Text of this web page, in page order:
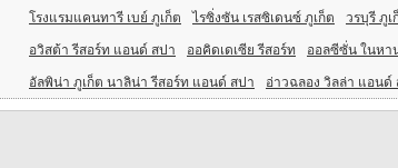
โรงแรมแคนทารี เบย์ ภูเก็ต ไรซิ่งซัน เรสซิเดนซ์ ภูเก็ต วรบุรี ภู
อวิสต้า รีสอร์ท แอนด์ สปา ออคิดเดเซีย รีสอร์ท ออลซีซั่น ในหา
อัลพิน่า ภูเก็ต นาลิน่า รีสอร์ท แอนด์ สปา อ่าวฉลอง วิลล่า แอนด์